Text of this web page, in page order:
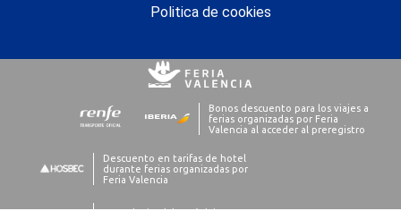
Politica de cookies